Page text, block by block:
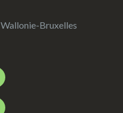
Bruxelles